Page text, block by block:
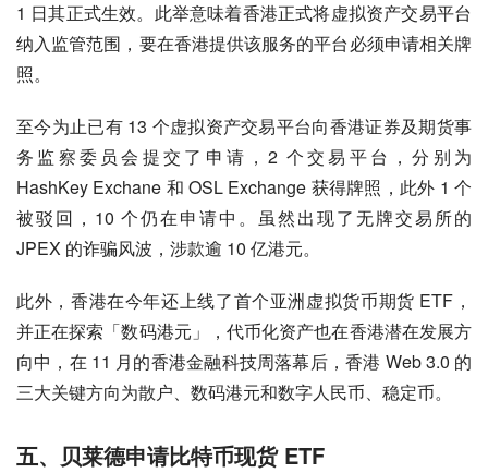
1 日其正式生效。此举意味着香港正式将虚拟资产交易平台
纳入监管范围，要在香港提供该服务的平台必须申请相关牌
照。
至今为止已有 13 个虚拟资产交易平台向香港证券及期货事
务监察委员会提交了申请，2 个交易平台，分别为
HashKey Exchane 和 OSL Exchange 获得牌照，此外 1 个
被驳回，10 个仍在申请中。虽然出现了无牌交易所的
JPEX 的诈骗风波，涉款逾 10 亿港元。
此外，香港在今年还上线了首个亚洲虚拟货币期货 ETF，
并正在探索「数码港元」，代币化资产也在香港潜在发展方
向中，在 11 月的香港金融科技周落幕后，香港 Web 3.0 的
三大关键方向为散户、数码港元和数字人民币、稳定币。
五、贝莱德申请比特币现货 ETF